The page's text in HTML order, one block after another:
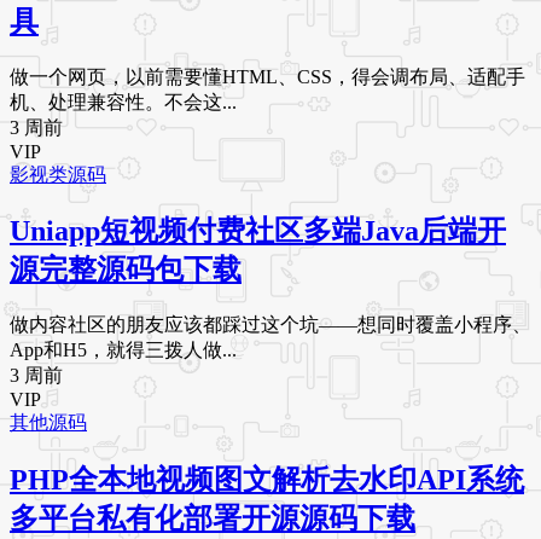
具
做一个网页，以前需要懂HTML、CSS，得会调布局、适配手
机、处理兼容性。不会这...
3 周前
VIP
影视类源码
Uniapp短视频付费社区多端Java后端开
源完整源码包下载
做内容社区的朋友应该都踩过这个坑——想同时覆盖小程序、
App和H5，就得三拨人做...
3 周前
VIP
其他源码
PHP全本地视频图文解析去水印API系统
多平台私有化部署开源源码下载